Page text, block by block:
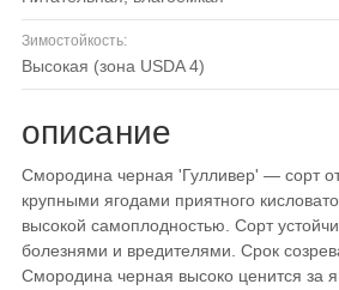
Зимостойкость:
высокая (зона USDA 4)
описание
Смородина черная 'Гулливер' — сорт
крупными ягодами приятного
высокой самоплодностью. Сорт
болезнями и вредителями. Срок
Смородина черная высоко ценится за